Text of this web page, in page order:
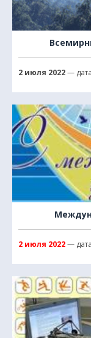
2 июля 2022—
2 июля 2022—